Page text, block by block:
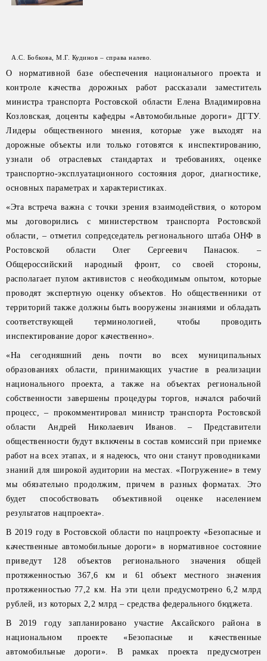
А.С. Бобкова, М.Г. Кудинов – справа налево.
О нормативной базе обеспечения национального проекта и
контроле качества дорожных работ рассказали заместитель
министра транспорта Ростовской области Елена Владимировна
Козловская, доценты кафедры «Автомобильные дороги» ДГТУ.
Лидеры общественного мнения, которые уже выходят на
дорожные объекты или только готовятся к инспектированию,
узнали об отраслевых стандартах и требованиях, оценке
транспортно-эксплуатационного состояния дорог, диагностике,
основных параметрах и характеристиках.
«Эта встреча важна с точки зрения взаимодействия, о котором
мы договорились с министерством транспорта Ростовской
области, – отметил сопредседатель регионального штаба ОНФ в
Ростовской области Олег Сергеевич Панасюк. –
Общероссийский народный фронт, со своей стороны,
располагает пулом активистов с необходимым опытом, которые
проводят экспертную оценку объектов. Но общественники от
территорий также должны быть вооружены знаниями и обладать
соответствующей терминологией, чтобы проводить
инспектирование дорог качественно».
«На сегодняшний день почти во всех муниципальных
образованиях области, принимающих участие в реализации
национального проекта, а также на объектах региональной
собственности завершены процедуры торгов, начался рабочий
процесс, – прокомментировал министр транспорта Ростовской
области Андрей Николаевич Иванов. – Представители
общественности будут включены в состав комиссий при приемке
работ на всех этапах, и я надеюсь, что они станут проводниками
знаний для широкой аудитории на местах. «Погружение» в тему
мы обязательно продолжим, причем в разных форматах. Это
будет способствовать объективной оценке населением
результатов нацпроекта».
В 2019 году в Ростовской области по нацпроекту «Безопасные и
качественные автомобильные дороги» в нормативное состояние
приведут 128 объектов регионального значения общей
протяженностью 367,6 км и 61 объект местного значения
протяженностью 77,2 км. На эти цели предусмотрено 6,2 млрд
рублей, из которых 2,2 млрд – средства федерального бюджета.
В 2019 году запланировано участие Аксайского района в
национальном проекте «Безопасные и качественные
автомобильные дороги». В рамках проекта предусмотрен